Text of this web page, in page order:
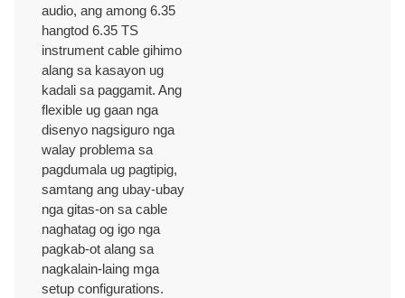
audio, ang among 6.35
hangtod 6.35 TS
instrument cable gihimo
alang sa kasayon ug
kadali sa paggamit. Ang
flexible ug gaan nga
disenyo nagsiguro nga
walay problema sa
pagdumala ug pagtipig,
samtang ang ubay-ubay
nga gitas-on sa cable
naghatag og igo nga
pagkab-ot alang sa
nagkalain-laing mga
setup configurations.